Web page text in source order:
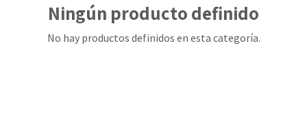
Ningún producto definido
No hay productos definidos en esta categoría.